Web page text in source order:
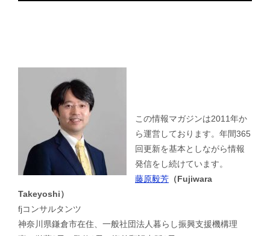
この情報マガジンは2011年か
ら運営しております。年間365
回更新を基本としながら情報
発信をし続けています。
藤原毅芳 （Fujiwara
Takeyoshi）
fjコンサルタンツ
神奈川県鎌倉市在住、一般社団法人暮らし振興支援機構理